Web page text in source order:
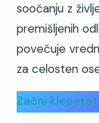
soočanju z
premišljenih
povečuje
za celosten
Začni klepetati